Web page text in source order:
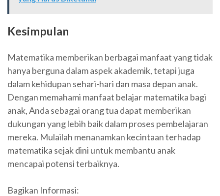
Kesimpulan
Matematika memberikan berbagai manfaat yang tidak
hanya berguna dalam aspek akademik, tetapi juga
dalam kehidupan sehari-hari dan masa depan anak.
Dengan memahami manfaat belajar matematika bagi
anak, Anda sebagai orang tua dapat memberikan
dukungan yang lebih baik dalam proses pembelajaran
mereka. Mulailah menanamkan kecintaan terhadap
matematika sejak dini untuk membantu anak
mencapai potensi terbaiknya.
Bagikan Informasi: